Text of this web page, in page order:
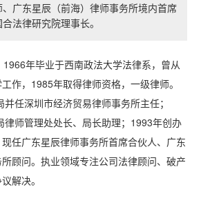
广东星辰（前海）律师事务所境内首席
法律研究院理事长。
年毕业于西南政法大学法律系，曾从
作，1985年取得律师资格，一级律师。
任深圳市经济贸易律师事务所主任；
律师管理处处长、局长助理；1993年创办
任广东星辰律师事务所首席合伙人、广东
顾问。执业领域专注公司法律顾问、破产
解决。